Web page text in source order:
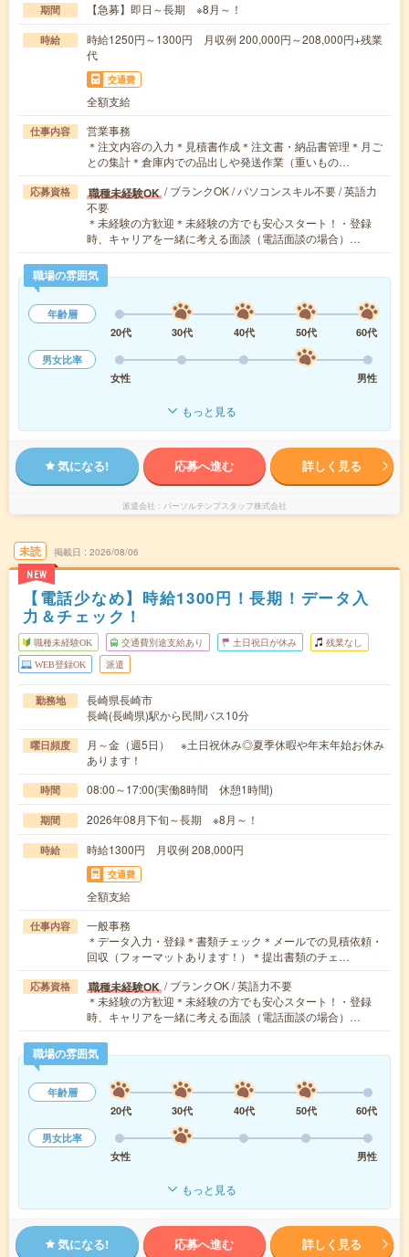
期間 【急募】即日～長期 ※8月～！
時給
時給1250円～1300円 月収例 200,000円～208,000円+残業
代
交通費
全額支給
仕事内容
営業事務
＊注文内容の入力＊見積書作成＊注文書・納品書管理＊月ご
との集計＊倉庫内での品出しや発送作業（重いもの…
応募資格 職種未経験OK / ブランクOK / パソコンスキル不要 / 英語力
不要
＊未経験の方歓迎＊未経験の方でも安心スタート！・登録
時、キャリアを一緒に考える面談（電話面談の場合）…
職場の雰囲気
年齢層
20代
30代 40代 50代
60代
男女比率
女性
男性
もっと見る
気になる! 応募へ進む 詳しく見る
派遣会社 パーソルテンプスタッフ株式会社
未読
NEW
掲載日 2026/08/06
【電話少なめ】時給1300円！長期！データ入
力＆チェック！
職種未経験OK 交通費別途支給あり 土日祝日が休み 残業なし
WEB登録OK 派遣
勤務地
長崎県長崎市
長崎(長崎県)駅から民間バス10分
曜日頻度
月～金（週5日） ※土日祝休み◎夏季休暇や年末年始お休み
あります！
時間 08:00～17:00(実働8時間 休憩1時間)
期間 2026年08月下旬～長期 ※8月～！
時給 時給1300円 月収例 208,000円
交通費
全額支給
仕事内容
一般事務
＊データ入力・登録＊書類チェック＊メールでの見積依頼・
回収（フォーマットあります！）＊提出書類のチェ…
応募資格 職種未経験OK / ブランクOK / 英語力不要
＊未経験の方歓迎＊未経験の方でも安心スタート！・登録
時、キャリアを一緒に考える面談（電話面談の場合）…
職場の雰囲気
年齢層
20代
30代 40代 50代
60代
男女比率
女性
男性
もっと見る
気になる! 応募へ進む 詳しく見る